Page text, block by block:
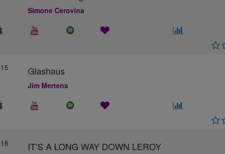
Simone Cerovina
15 Glashaus
Jim Mertens
18 IT’S A LONG WAY DOWN LEROY